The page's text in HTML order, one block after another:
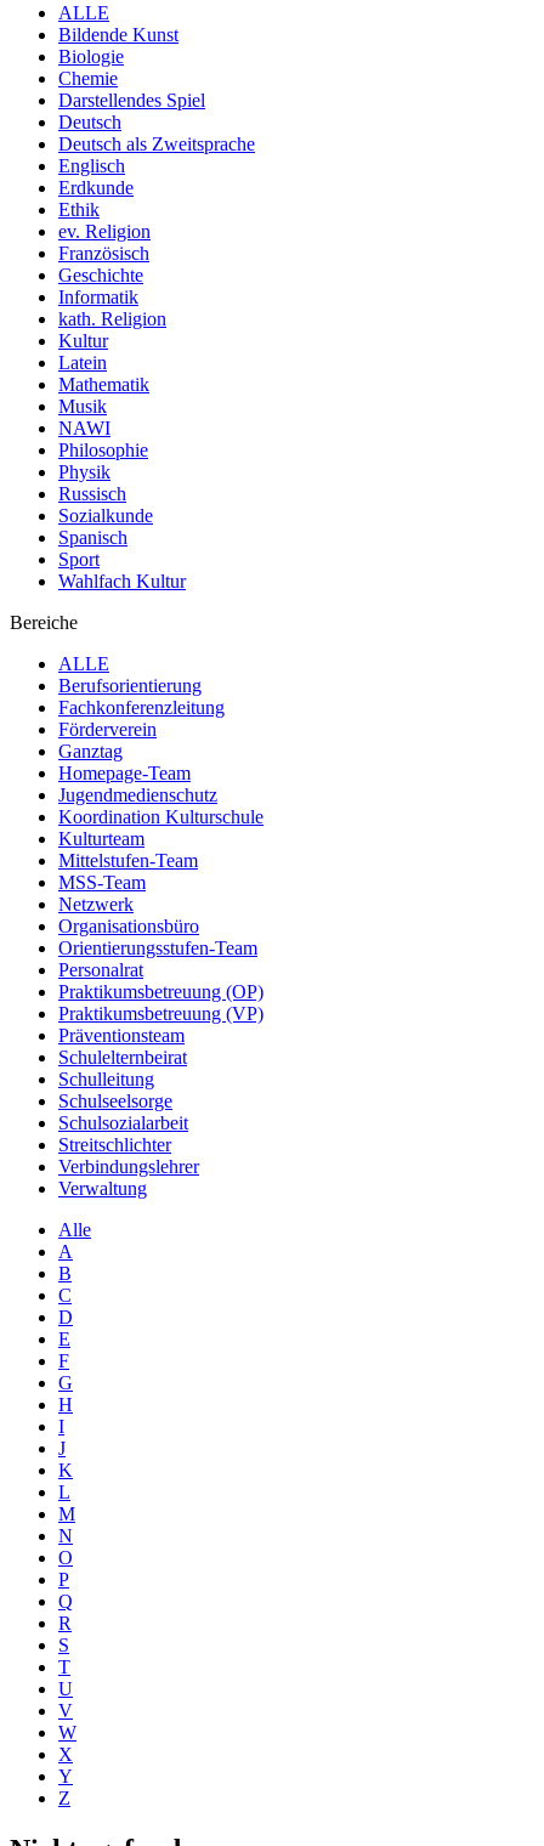
ALLE
Bildende Kunst
Biologie
Chemie
Darstellendes Spiel
Deutsch
Deutsch als Zweitsprache
Englisch
Erdkunde
Ethik
ev. Religion
Französisch
Geschichte
Informatik
kath. Religion
Kultur
Latein
Mathematik
Musik
NAWI
Philosophie
Physik
Russisch
Sozialkunde
Spanisch
Sport
Wahlfach Kultur
Bereiche
ALLE
Berufsorientierung
Fachkonferenzleitung
Förderverein
Ganztag
Homepage-Team
Jugendmedienschutz
Koordination Kulturschule
Kulturteam
Mittelstufen-Team
MSS-Team
Netzwerk
Organisationsbüro
Orientierungsstufen-Team
Personalrat
Praktikumsbetreuung (OP)
Praktikumsbetreuung (VP)
Präventionsteam
Schulelternbeirat
Schulleitung
Schulseelsorge
Schulsozialarbeit
Streitschlichter
Verbindungslehrer
Verwaltung
Alle
A
B
C
D
E
F
G
H
I
J
K
L
M
N
O
P
Q
R
S
T
U
V
W
X
Y
Z